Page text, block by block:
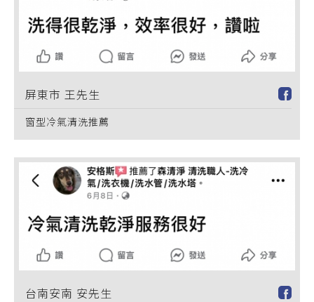
屏東市 王先生
窗型冷氣清洗推薦
台南安南 安先生